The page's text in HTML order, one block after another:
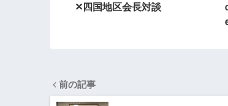
✕四国地区会長対談
前の記事